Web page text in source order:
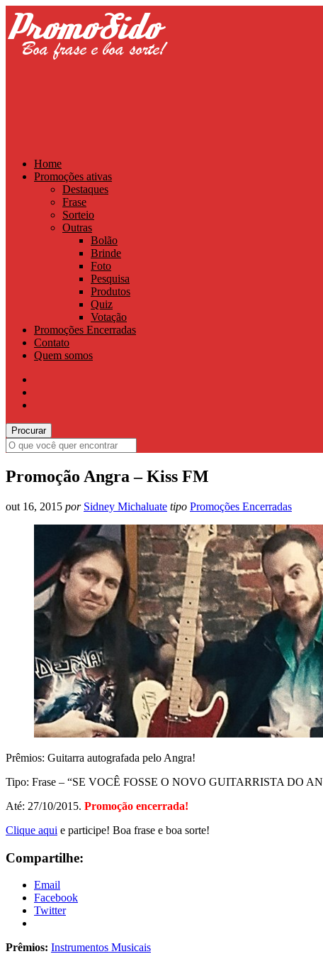
Home
Promoções ativas
Destaques
Frase
Sorteio
Outras
Bolão
Brinde
Foto
Pesquisa
Produtos
Quiz
Votação
Promoções Encerradas
Contato
Quem somos
Promoção Angra – Kiss FM
out 16, 2015 por Sidney Michaluate tipo Promoções Encerradas
Prêmios: Guitarra autografada pelo Angra!
Tipo: Frase – “SE VOCÊ FOSSE O NOVO GUITARRISTA DO
Até: 27/10/2015. Promoção encerrada!
Clique aqui e participe! Boa frase e boa sorte!
Compartilhe:
Email
Facebook
Twitter
Prêmios: Instrumentos Musicais